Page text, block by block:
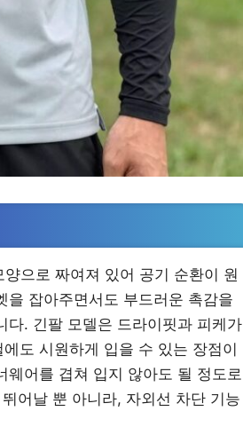
으로 짜여져 있어 공기 순환이 원
을 잡아주면서도 부드러운 촉감을
다. 긴팔 모델은 드라이핏과 피케가
도 시원하게 입을 수 있는 장점이
어를 겹쳐 입지 않아도 될 정도로
어날 뿐 아니라, 자외선 차단 기능